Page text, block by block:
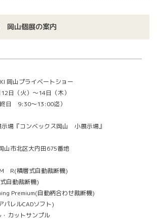
岡山個展の案内
岡山プライベートショー
日（火）～14日（木）
日 9:30～13:00迄）
場『コンベックス岡山 小展示場』
山市北区大内田675番地
R(積層式自動裁断機)
自動裁断機)
Premium(自動柄合わせ裁断機)
パレルCADソフト)
・カットサンプル